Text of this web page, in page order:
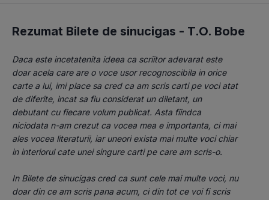
Rezumat Bilete de sinucigas - T.O. Bobe
Daca este incetatenita ideea ca scriitor adevarat este
doar acela care are o voce usor recognoscibila in orice
carte a lui, imi place sa cred ca am scris carti pe voci atat
de diferite, incat sa fiu considerat un diletant, un
debutant cu fiecare volum publicat. Asta fiindca
niciodata n-am crezut ca vocea mea e importanta, ci mai
ales vocea literaturii, iar uneori exista mai multe voci chiar
in interiorul cate unei singure carti pe care am scris-o.
In Bilete de sinucigas cred ca sunt cele mai multe voci, nu
doar din ce am scris pana acum, ci din tot ce voi fi scris